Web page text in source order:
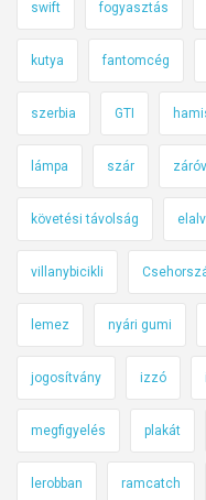
swift fogyasztás
kutya fantomcég
szerbia GTI
lámpa szár
követési távolság
villanybicikli
lemez nyári gumi
jogosítvány izzó
megfigyelés plakát
lerobban ramcatch